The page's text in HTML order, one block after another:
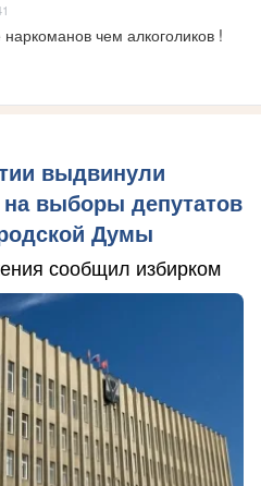
чем алкоголиков !
выдвинули
на выборы депутатов
Думы
сообщил избирком